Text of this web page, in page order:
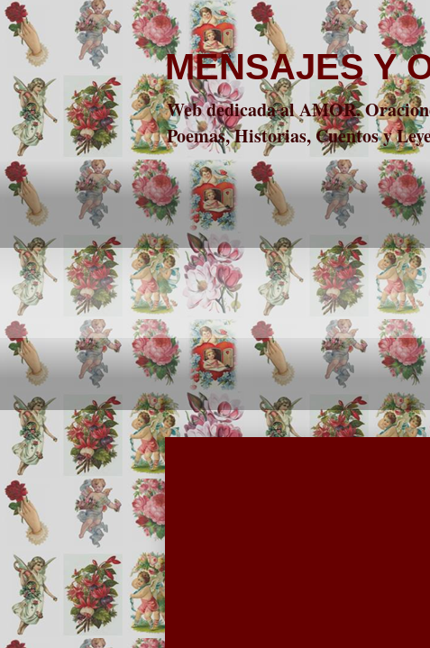
MENSAJES Y
Web dedicada al AMOR.
Poemas, Historias, Cuentos y